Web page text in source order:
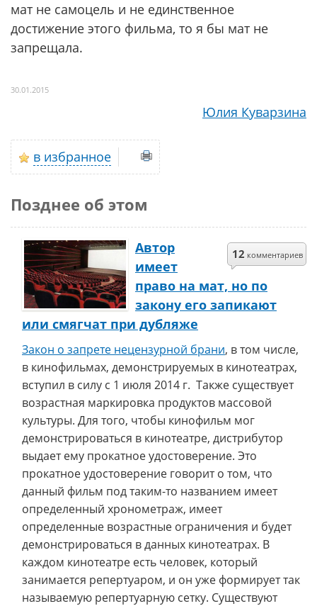
мат не самоцель и не единственное
достижение этого фильма, то я бы мат не
запрещала.
30.01.2015
Юлия Куварзина
в избранное
Позднее об этом
12 комментариев
Автор
имеет
право на мат, но по
закону его запикают
или смягчат при дубляже
Закон о запрете нецензурной брани, в том числе,
в кинофильмах, демонстрируемых в кинотеатрах,
вступил в силу с 1 июля 2014 г. Также существует
возрастная маркировка продуктов массовой
культуры. Для того, чтобы кинофильм мог
демонстрироваться в кинотеатре, дистрибутор
выдает ему прокатное удостоверение. Это
прокатное удостоверение говорит о том, что
данный фильм под таким-то названием имеет
определенный хронометраж, имеет
определенные возрастные ограничения и будет
демонстрироваться в данных кинотеатрах. В
каждом кинотеатре есть человек, который
занимается репертуаром, и он уже формирует так
называемую репертуарную сетку. Существуют